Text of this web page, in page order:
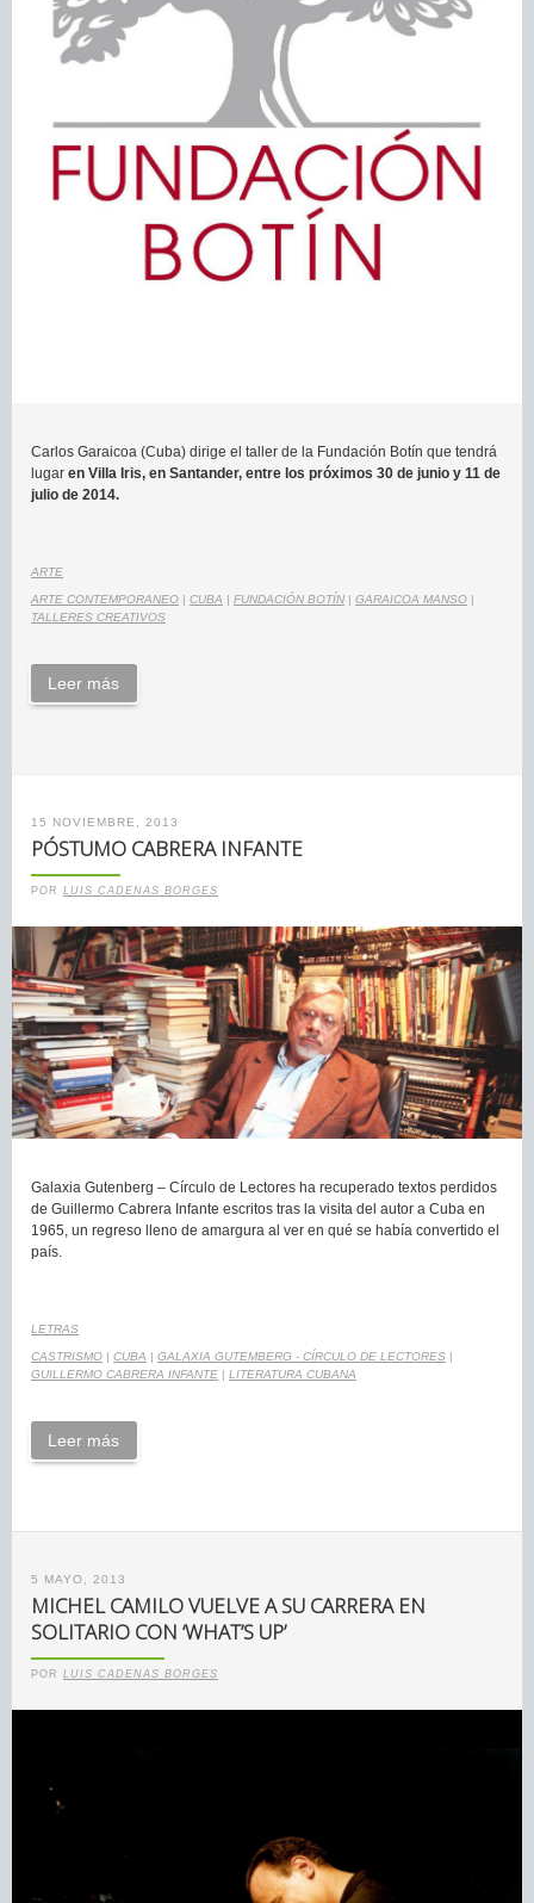
Carlos Garaicoa (Cuba) dirige el taller de la Fundación Botín que tendrá
lugar en Villa Iris, en Santander, entre los próximos 30 de junio y 11 de
julio de 2014.
ARTE
ARTE CONTEMPORANEO | CUBA | FUNDACIÓN BOTÍN | GARAICOA MANSO |
TALLERES CREATIVOS
Leer más
15 NOVIEMBRE, 2013
PÓSTUMO CABRERA INFANTE
POR LUIS CADENAS BORGES
Galaxia Gutenberg – Círculo de Lectores ha recuperado textos perdidos
de Guillermo Cabrera Infante escritos tras la visita del autor a Cuba en
1965, un regreso lleno de amargura al ver en qué se había convertido el
país.
LETRAS
CASTRISMO | CUBA | GALAXIA GUTEMBERG - CÍRCULO DE LECTORES |
GUILLERMO CABRERA INFANTE | LITERATURA CUBANA
Leer más
5 MAYO, 2013
MICHEL CAMILO VUELVE A SU CARRERA EN
SOLITARIO CON ‘WHAT’S UP’
POR LUIS CADENAS BORGES